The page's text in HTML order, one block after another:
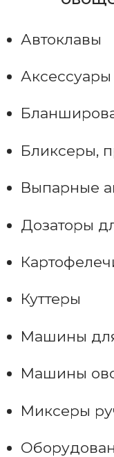
Автоклавы
Аксессуары
Бликсеры,
Выпарные
Дозаторы
Куттеры
Машины
Машины
Миксеры